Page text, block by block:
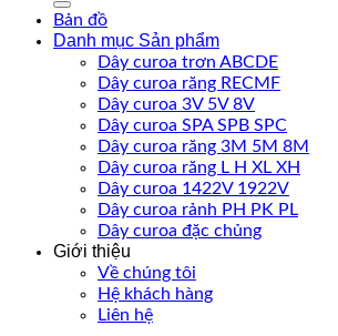
Bản đồ
Danh mục Sản phẩm
Dây curoa trơn ABCDE
Dây curoa răng RECMF
Dây curoa 3V 5V 8V
Dây curoa SPA SPB SPC
Dây curoa răng 3M 5M 8M
Dây curoa răng L H XL XH
Dây curoa 1422V 1922V
Dây curoa rảnh PH PK PL
Dây curoa đặc chủng
Giới thiệu
Về chúng tôi
Hệ khách hàng
Liên hệ